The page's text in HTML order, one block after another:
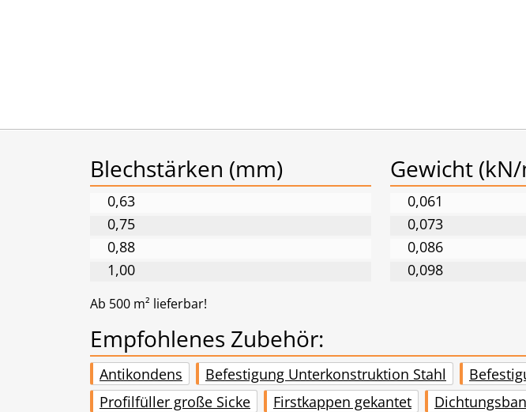
Blechstärken (mm)
0,63
0,75
0,88
1,00
Gewicht (kN/
0,061
0,073
0,086
0,098
Ab 500 m² lieferbar!
Empfohlenes Zubehör:
Antikondens Befestigung Unterkonstruktion Stahl
Profilfüller große Sicke
Firstkappen gekantet